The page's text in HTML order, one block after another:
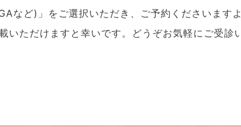
など)」をご選択いただき、ご予約くださいます
いただけますと幸いです。どうぞお気軽にご受診